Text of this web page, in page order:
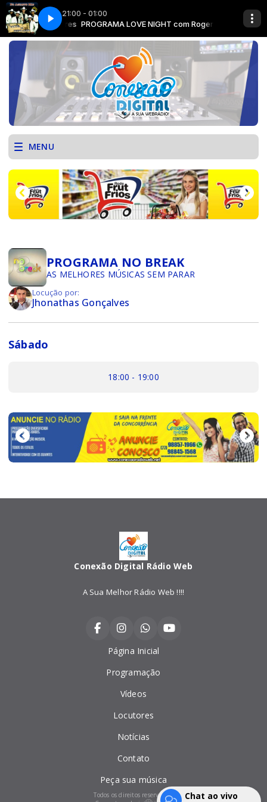
21:00 - 01:00
com Roger Pires PROGRAMA LOVE NIGHT com Roger Pires
FRUTI FRIOS - JUNHO 23
MENU
PROGRAMA NO BREAK
AS MELHORES MÚSICAS SEM PARAR
Locução por:
Jhonathas Gonçalves
Sábado
18:00 - 19:00
Conexão Digital Rádio Web
A Sua Melhor Rádio Web !!!!
Página Inicial
Programação
Vídeos
Locutores
Notícias
Contato
Peça sua música
Todos os direitos reservados.
Chat ao vivo